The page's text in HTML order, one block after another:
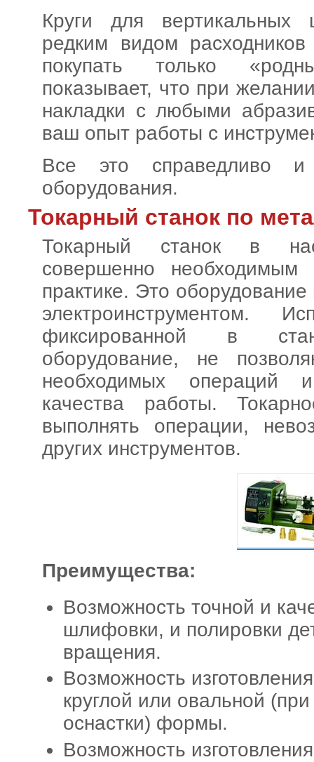
Круги для вертикальных
редким видом
покупать только
показывает, что при
накладки с любыми
ваш опыт работы с
Все это справедливо и
оборудования.
Токарный станок по
Токарный станок в
совершенно необходимым
практике. Это
электроинструментом.
фиксированной в
оборудование, не
необходимых операций
качества работы.
выполнять операции,
других инструментов.
Преимущества:
Возможность точной и
шлифовки, и полировки
вращения.
Возможность
круглой или овальной
оснастки) формы.
Возможность